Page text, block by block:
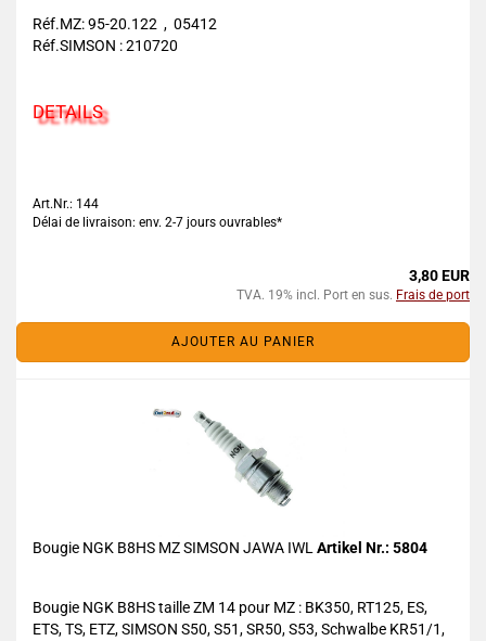
Réf.MZ: 95-20.122 , 05412
Réf.SIMSON : 210720
DETAILS
Art.Nr.: 144
Délai de livraison: env. 2-7 jours ouvrables*
3,80 EUR
TVA. 19% incl. Port en sus. Frais de port
AJOUTER AU PANIER
Bougie NGK B8HS MZ SIMSON JAWA IWL Artikel Nr.: 5804
Bougie NGK B8HS taille ZM 14 pour MZ : BK350, RT125, ES,
ETS, TS, ETZ, SIMSON S50, S51, SR50, S53, Schwalbe KR51/1,